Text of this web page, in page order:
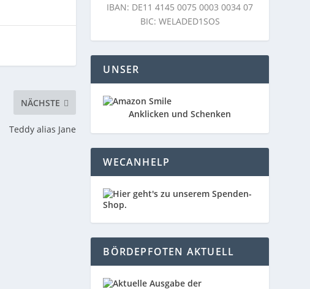
NÄCHSTE
Teddy alias Jane
IBAN: DE11 4145 0075 0003 0034 07
BIC: WELADED1SOS
UNSER
Anklicken und Schenken
WECANHELP
BÖRDEPFOTEN AKTUELL